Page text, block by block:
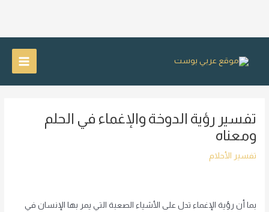
Main
تفسير رؤية الدوخة والإغماء في الحلم
ومعناه
تفسير الأحلام
بما أن رؤية الإغماء تدل على الأشياء الصعبة التي يمر بها الإنسان في